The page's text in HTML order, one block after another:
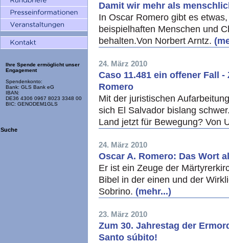
Ihre Spende ermöglicht unser
Engagement
Spendenkonto:
Bank: GLS Bank eG
IBAN:
DE36 4306 0967 8023 3348 00
BIC: GENODEM1GLS
Suche
Damit wir mehr als
In Oscar Romero gibt es
beispielhaften Menschen und
behalten.Von Norbert Arntz.
24. März 2010
Caso 11.481 ein offener Fall
Romero
Mit der juristischen
sich El Salvador bislang
Land jetzt für Bewegung? Von
24. März 2010
Oscar A. Romero: Das Wort
Er ist ein Zeuge der
Bibel in der einen und der
Sobrino. (mehr...)
23. März 2010
Zum 30. Jahrestag der
Santo súbito!